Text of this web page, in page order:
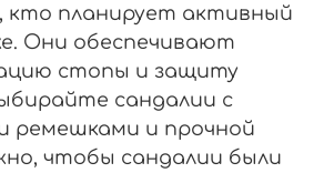
кто планирует активный
Они обеспечивают
стопы и защиту
сандалии с
ремешками и прочной
чтобы сандалии были